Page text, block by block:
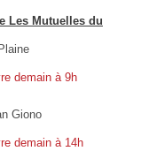
Les Mutuelles du
demain à 9h
Giono
demain à 14h